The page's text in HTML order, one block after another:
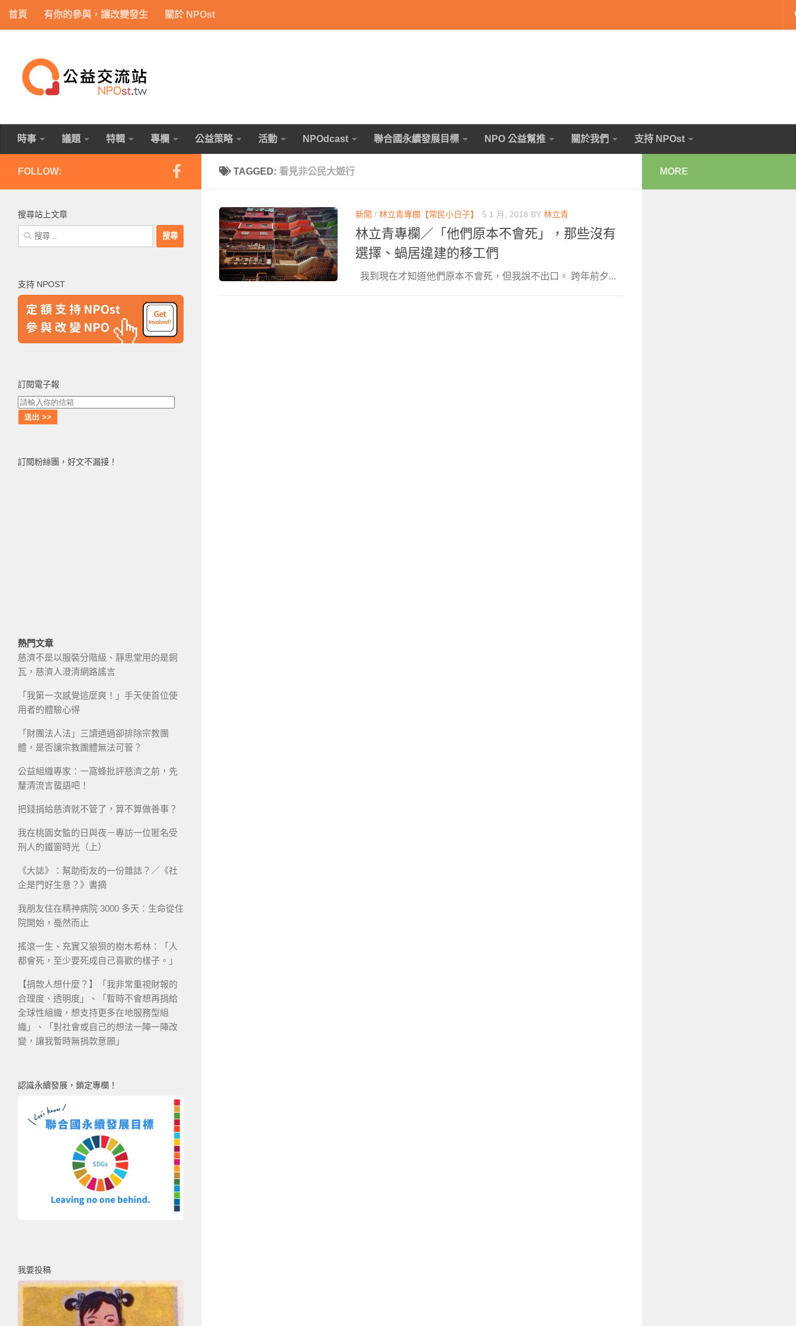
Skip to content
首頁 有你的參與，讓改變發生 關於 NPOst
時事 議題 特輯 專欄 公益策略 活動 NPOdcast 聯合國永續發展目標 NPO 公益幫推 關於我們 支持 NPOst
TAGGED: 看見非公民大遊行
新聞 / 林立青專欄【常民小日子】 5 1 月, 2018 BY 林立青
林立青專欄／「他們原本不會死」，那些沒有
選擇、蝸居違建的移工們
我到現在才知道他們原本不會死，但我說不出口。 跨年前夕...
FOLLOW:
搜尋站上文章
搜
尋
字:
支持 NPOST
訂閱電子報
訂閱粉絲團，好文不漏接！
熱門文章
慈濟不是以服裝分階級、靜思堂用的是銅
瓦，慈濟人澄清網路謠言
「我第一次感覺這麼爽！」手天使首位使
用者的體驗心得
「財團法人法」三讀通過卻排除宗教團
體，是否讓宗教團體無法可管？
公益組織專家：一窩蜂批評慈濟之前，先
釐清流言蜚語吧！
把錢捐給慈濟就不管了，算不算做善事？
我在桃園女監的日與夜－專訪一位匿名受
刑人的鐵窗時光（上）
《大誌》：幫助街友的一份雜誌？／《社
企是門好生意？》書摘
我朋友住在精神病院 3000 多天：生命從住
院開始，戞然而止
搖滾一生、充實又狼狽的樹木希林：「人
都會死，至少要死成自己喜歡的樣子。」
【捐款人想什麼？】「我非常重視財報的
合理度、透明度」、「暫時不會想再捐給
全球性組織，想支持更多在地服務型組
織」、「對社會或自己的想法一陣一陣改
變，讓我暫時無捐款意願」
認識永續發展，鎖定專欄！
我要投稿
MORE